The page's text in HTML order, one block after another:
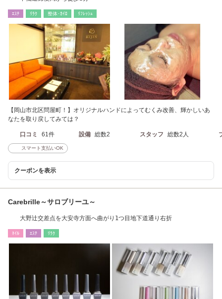
ｴｽﾃ ﾘﾗｸ 整体･ｶｲﾛ ﾘﾌﾚｯｼｭ
【岡山市北区問屋町！】オリジナルハンドによってむくみ改善、輝かしいあ
なたを取り戻してみては？
口コミ 61件 設備 総数2 スタッフ 総数2人
スマート支払いOK
クーポンを表示
Carebrille～サロブリーユ～
大野辻交差点を大安寺方面へ曲がり1つ目地下道通り右折
ﾈｲﾙ ｴｽﾃ ﾘﾗｸ